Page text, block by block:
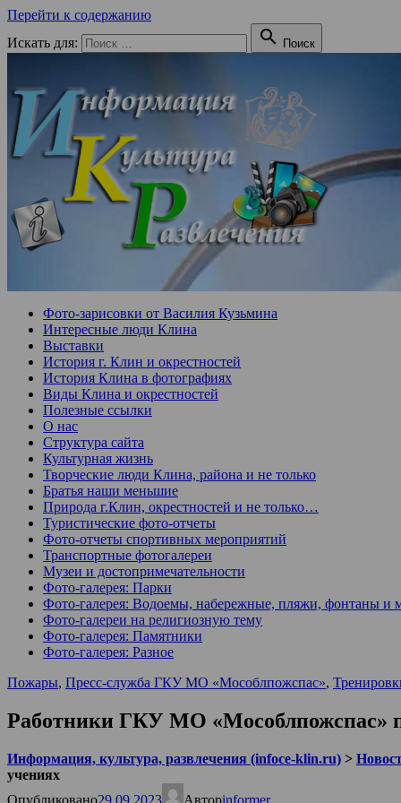
Перейти к содержанию
Искать для:
 Поиск
Фото-зарисовки от Василия Кузьмина
Интересные люди Клина
Выставки
История г. Клин и окрестностей
История Клина в фотографиях
Виды Клина и окрестностей
Полезные ссылки
О нас
Структура сайта
Культурная жизнь
Творческие люди Клина, района и не только
Братья наши меньшие
Природа г.Клин, окрестностей и не только…
Туристические фото-отчеты
Фото-отчеты спортивных мероприятий
Транспортные фотогалереи
Музеи и достопримечательности
Фото-галерея: Парки
Фото-галерея: Водоемы, набережные, пляжи, фонтаны и
Фото-галереи на религиозную тему
Фото-галерея: Памятники
Фото-галерея: Разное
Пожары, Пресс-служба ГКУ МО «Мособлпожспас»,
Работники ГКУ МО «Мособлпожспас»
Информация, культура, развлечения (infoce-klin.ru) >
учениях
Опубликовано29.09.2023 Авторinformer